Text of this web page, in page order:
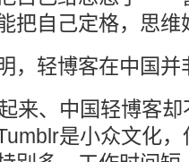
把自己定格，思维
，轻博客在中国并
来、中国轻博客
是小众文化